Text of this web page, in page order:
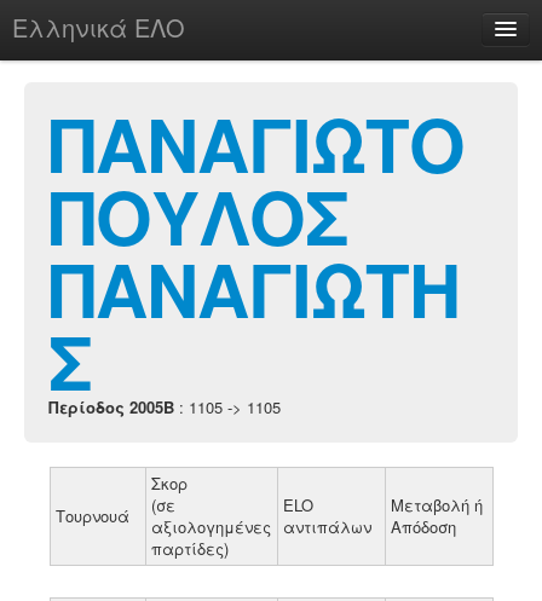
Ελληνικά ΕΛΟ
chesstu.be @ discord
Login
ΠΑΝΑΓΙΩΤΟ
ΠΟΥΛΟΣ
ΠΑΝΑΓΙΩΤΗ
Σ
Περίοδος 2005B : 1105 -> 1105
Τουρνουά
Σκορ
(σε
αξιολογημένες
παρτίδες)
ELO
αντιπάλων
Μεταβολή ή
Απόδοση